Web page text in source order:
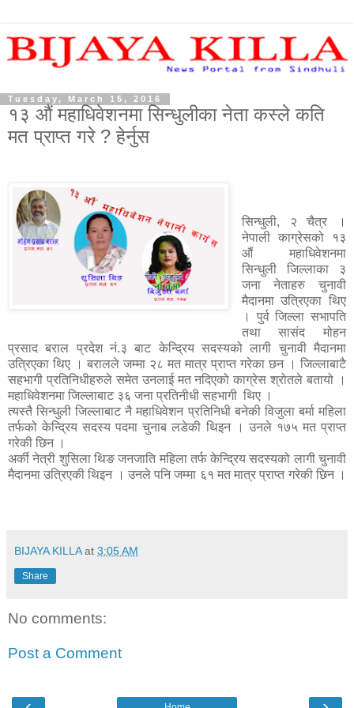
Tuesday, March 15, 2016
१३ औं महाधिवेशनमा सिन्धुलीका नेता कस्ले कति
मत प्राप्त गरे ? हेर्नुस
सिन्धुली, २ चैत्र ।
नेपाली काग्रेसको १३
औं महाधिवेशनमा
सिन्धुली जिल्लाका ३
जना नेताहरु चुनावी
मैदानमा उत्रिएका थिए
। पुर्व जिल्ला सभापति
तथा सासंद मोहन
प्रसाद बराल प्रदेश नं.३ बाट केन्द्रिय सदस्यको लागी चुनावी मैदानमा
उत्रिएका थिए । बरालले जम्मा २८ मत मात्र प्राप्त गरेका छन । जिल्लाबाटै
सहभागी प्रतिनिधीहरुले समेत उनलाई मत नदिएको काग्रेस श्रोतले बतायो ।
महाधिवेशनमा जिल्लाबाट ३६ जना प्रतिनीधी सहभागी थिए ।
त्यस्तै सिन्धुली जिल्लाबाट नै महाधिवेशन प्रतिनिधी बनेकी विजुला बर्मा महिला
तर्फको केन्द्रिय सदस्य पदमा चुनाब लडेकी थिइन । उनले १७५ मत प्राप्त
गरेकी छिन ।
अर्की नेत्री शुसिला थिङ जनजाति महिला तर्फ केन्द्रिय सदस्यको लागी चुनावी
मैदानमा उत्रिएकी थिइन । उनले पनि जम्मा ६१ मत मात्र प्राप्त गरेकी छिन ।
BIJAYA KILLAat 3:05 AM
Share
No comments:
Post a Comment